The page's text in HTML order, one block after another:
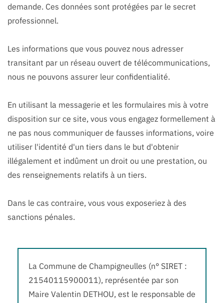
demande. Ces données sont protégées par le secret
professionnel.
Les informations que vous pouvez nous adresser
transitant par un réseau ouvert de télécommunications,
nous ne pouvons assurer leur confidentialité.
En utilisant la messagerie et les formulaires mis à votre
disposition sur ce site, vous vous engagez formellement à
ne pas nous communiquer de fausses informations, voire
utiliser l'identité d'un tiers dans le but d'obtenir
illégalement et indûment un droit ou une prestation, ou
des renseignements relatifs à un tiers.
Dans le cas contraire, vous vous exposeriez à des
sanctions pénales.
La Commune de Champigneulles (n° SIRET :
21540115900011), représentée par son
Maire Valentin DETHOU, est le responsable de